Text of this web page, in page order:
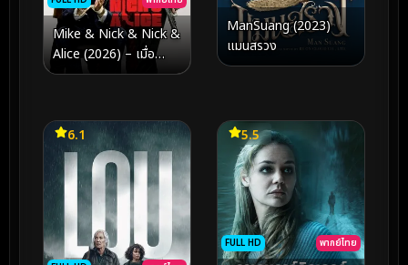
Mike & Nick & Nick &
Alice (2026) – เมื่อ
นิยามของความไว้ใจถูก
ManSuang (2023)
แมนสรวง
6.1
FULL HD พากย์ไทย
5.5